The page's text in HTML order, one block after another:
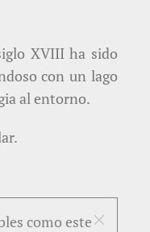
XVIII ha sido
con un lago
al entorno.
como este